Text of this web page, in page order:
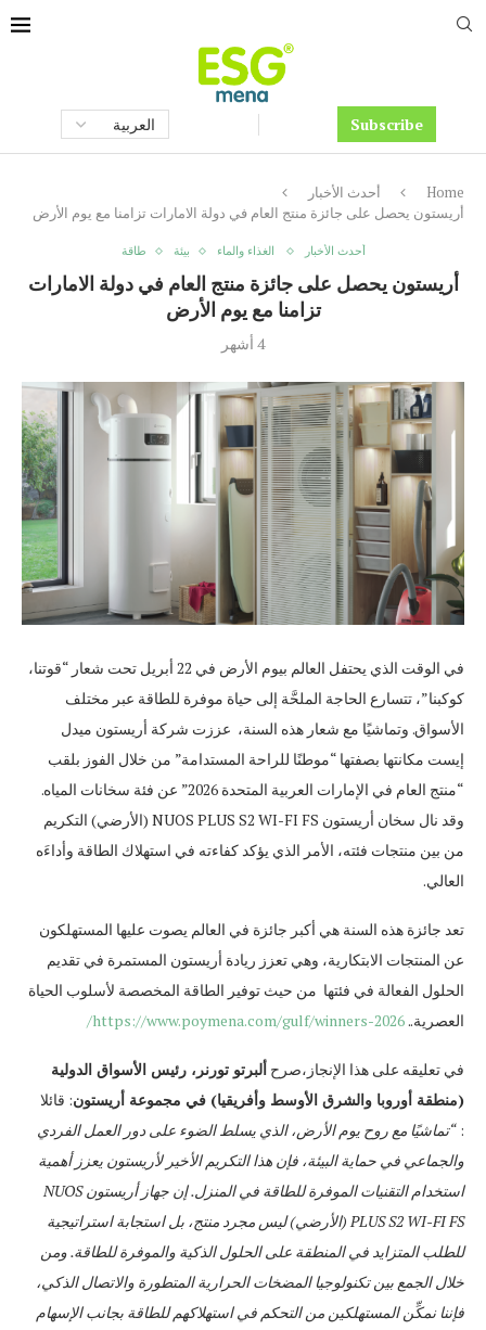
Subscribe
Home
أحدث الأخبار
أريستون يحصل على جائزة منتج العام في دولة الامارات تزامنا مع يوم الأرض
أحدث الأخبار الغذاء والماء بيئة طاقة
أريستون يحصل على جائزة منتج العام في دولة الامارات
تزامنا مع يوم الأرض
4 أشهر
في الوقت الذي يحتفل العالم بيوم الأرض في 22 أبريل تحت شعار “قوتنا،
كوكبنا”، تتسارع الحاجة الملحَّة إلى حياة موفرة للطاقة عبر مختلف
الأسواق. وتماشيًا مع شعار هذه السنة، عززت شركة أريستون ميدل
إيست مكانتها بصفتها “موطنًا للراحة المستدامة” من خلال الفوز بلقب
“منتج العام في الإمارات العربية المتحدة 2026” عن فئة سخانات المياه.
وقد نال سخان أريستون NUOS PLUS S2 WI-FI FS (الأرضي) التكريم
من بين منتجات فئته، الأمر الذي يؤكد كفاءته في استهلاك الطاقة وأداءَه
العالي.
تعد جائزة هذه السنة هي أكبر جائزة في العالم يصوت عليها المستهلكون
عن المنتجات الابتكارية، وهي تعزز ريادة أريستون المستمرة في تقديم
الحلول الفعالة في فئتها من حيث توفير الطاقة المخصصة لأسلوب الحياة
العصرية..https://www.poymena.com/gulf/winners-2026/
في تعليقه على هذا الإنجاز،صرح ألبرتو تورنر، رئيس الأسواق الدولية
(منطقة أوروبا والشرق الأوسط وأفريقيا) في مجموعة أريستون: قائلا
: “تماشيًا مع روح يوم الأرض، الذي يسلط الضوء على دور العمل الفردي
والجماعي في حماية البيئة، فإن هذا التكريم الأخير لأريستون يعزز أهمية
استخدام التقنيات الموفرة للطاقة في المنزل. إن جهاز أريستونNUOS
PLUS S2 WI-FI FS (الأرضي) ليس مجرد منتج، بل استجابة استراتيجية
للطلب المتزايد في المنطقة على الحلول الذكية والموفرة للطاقة. ومن
خلال الجمع بين تكنولوجيا المضخات الحرارية المتطورة والاتصال الذكي،
فإننا نمكِّن المستهلكين من التحكم في استهلاكهم للطاقة بجانب الإسهام